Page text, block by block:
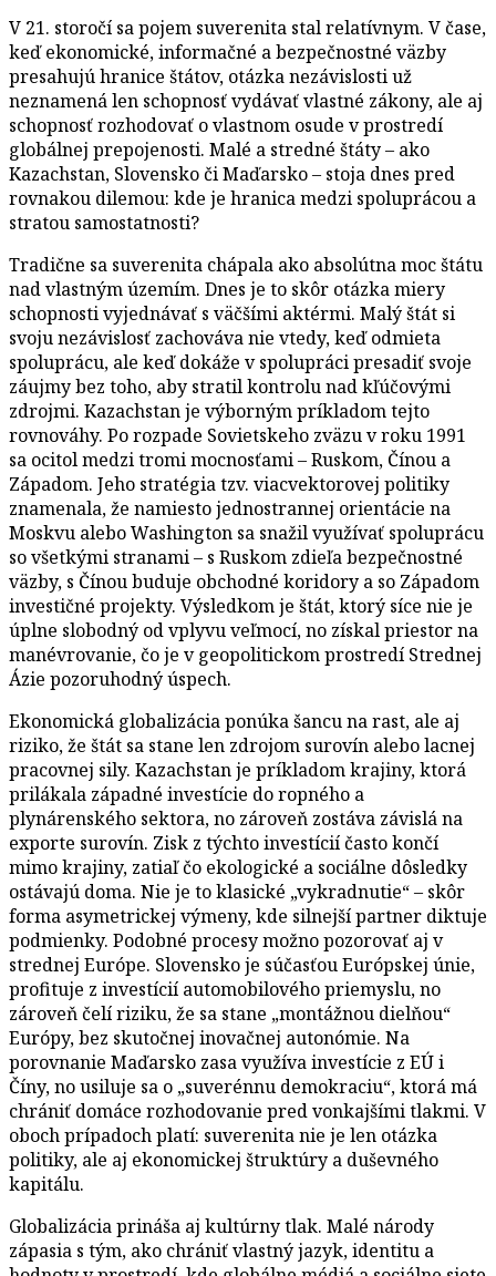
V 21. storočí sa pojem suverenita stal relatívnym. V čase,
keď ekonomické, informačné a bezpečnostné väzby
presahujú hranice štátov, otázka nezávislosti už
neznamená len schopnosť vydávať vlastné zákony, ale aj
schopnosť rozhodovať o vlastnom osude v prostredí
globálnej prepojenosti. Malé a stredné štáty – ako
Kazachstan, Slovensko či Maďarsko – stoja dnes pred
rovnakou dilemou: kde je hranica medzi spoluprácou a
stratou samostatnosti?
Tradične sa suverenita chápala ako absolútna moc štátu
nad vlastným územím. Dnes je to skôr otázka miery
schopnosti vyjednávať s väčšími aktérmi. Malý štát si
svoju nezávislosť zachováva nie vtedy, keď odmieta
spoluprácu, ale keď dokáže v spolupráci presadiť svoje
záujmy bez toho, aby stratil kontrolu nad kľúčovými
zdrojmi. Kazachstan je výborným príkladom tejto
rovnováhy. Po rozpade Sovietskeho zväzu v roku 1991
sa ocitol medzi tromi mocnosťami – Ruskom, Čínou a
Západom. Jeho stratégia tzv. viacvektorovej politiky
znamenala, že namiesto jednostrannej orientácie na
Moskvu alebo Washington sa snažil využívať spoluprácu
so všetkými stranami – s Ruskom zdieľa bezpečnostné
väzby, s Čínou buduje obchodné koridory a so Západom
investičné projekty. Výsledkom je štát, ktorý síce nie je
úplne slobodný od vplyvu veľmocí, no získal priestor na
manévrovanie, čo je v geopolitickom prostredí Strednej
Ázie pozoruhodný úspech.
Ekonomická globalizácia ponúka šancu na rast, ale aj
riziko, že štát sa stane len zdrojom surovín alebo lacnej
pracovnej sily. Kazachstan je príkladom krajiny, ktorá
prilákala západné investície do ropného a
plynárenského sektora, no zároveň zostáva závislá na
exporte surovín. Zisk z týchto investícií často končí
mimo krajiny, zatiaľ čo ekologické a sociálne dôsledky
ostávajú doma. Nie je to klasické „vykradnutie“ – skôr
forma asymetrickej výmeny, kde silnejší partner diktuje
podmienky. Podobné procesy možno pozorovať aj v
strednej Európe. Slovensko je súčasťou Európskej únie,
profituje z investícií automobilového priemyslu, no
zároveň čelí riziku, že sa stane „montážnou dielňou“
Európy, bez skutočnej inovačnej autonómie. Na
porovnanie Maďarsko zasa využíva investície z EÚ i
Číny, no usiluje sa o „suverénnu demokraciu“, ktorá má
chrániť domáce rozhodovanie pred vonkajšími tlakmi. V
oboch prípadoch platí: suverenita nie je len otázka
politiky, ale aj ekonomickej štruktúry a duševného
kapitálu.
Globalizácia prináša aj kultúrny tlak. Malé národy
zápasia s tým, ako chrániť vlastný jazyk, identitu a